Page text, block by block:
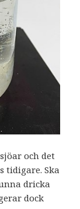
och det
tidigare. Ska
dricka
dock